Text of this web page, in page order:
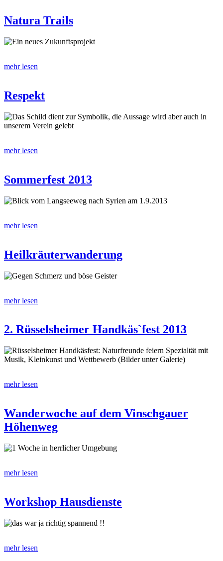
Natura Trails
Ein neues Zukunftsprojekt
mehr lesen
Respekt
Das Schild dient zur Symbolik, die Aussage wird aber auch in
unserem Verein gelebt
mehr lesen
Sommerfest 2013
Blick vom Langseeweg nach Syrien am 1.9.2013
mehr lesen
Heilkräuterwanderung
Gegen Schmerz und böse Geister
mehr lesen
2. Rüsselsheimer Handkäs`fest 2013
Rüsselsheimer Handkäsfest: Naturfreunde feiern Spezialtät mit
Musik, Kleinkunst und Wettbewerb (Bilder unter Galerie)
mehr lesen
Wanderwoche auf dem Vinschgauer
Höhenweg
1 Woche in herrlicher Umgebung
mehr lesen
Workshop Hausdienste
das war ja richtig spannend !!
mehr lesen